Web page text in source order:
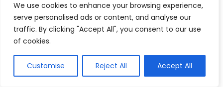
We use cookies to enhance your browsing experience,
serve personalised ads or content, and analyse our
traffic. By clicking "Accept All", you consent to our use
of cookies.
Customise Reject All Accept All